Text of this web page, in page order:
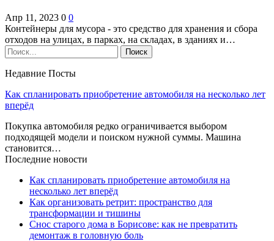
Апр 11, 2023 0 0
Контейнеры для мусора - это средство для хранения и сбора
отходов на улицах, в парках, на складах, в зданиях и…
Недавние Посты
Как спланировать приобретение автомобиля на несколько лет
вперёд
Покупка автомобиля редко ограничивается выбором
подходящей модели и поиском нужной суммы. Машина
становится…
Последние новости
Как спланировать приобретение автомобиля на
несколько лет вперёд
Как организовать ретрит: пространство для
трансформации и тишины
Снос старого дома в Борисове: как не превратить
демонтаж в головную боль